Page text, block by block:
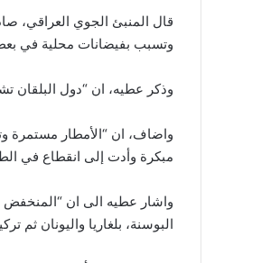
قال المنبئ الجوي العراقي،
وتسبب بفيضانات محلية في
وذكر عطيه، ان “دول البلقان
واضاف، ان “الأمطار مستمرة
مبكرة وأدت إلى انقطاع في
واشار عطيه الى ان “المنخفض
البوسنة، بلغاريا واليونان ثم